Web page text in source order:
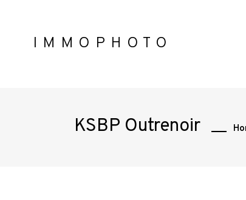
IMMOPHOTO
KSBP Outrenoir